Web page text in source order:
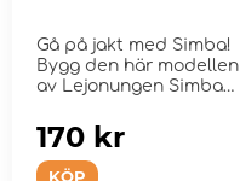
Gå på jakt med Simba!
Bygg den här modellen
av Lejonungen Simba
KÖP
170 kr